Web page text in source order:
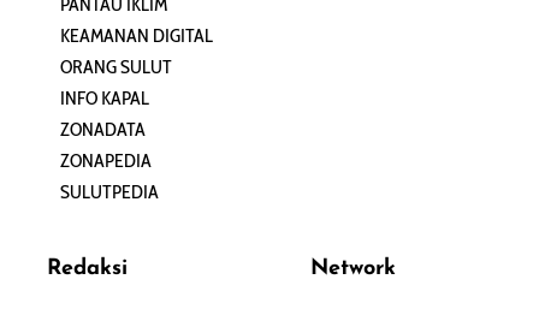
KEAMANAN DIGITAL
ORANG SULUT
INFO KAPAL
ZONADATA
ZONAPEDIA
SULUTPEDIA
Redaksi Network